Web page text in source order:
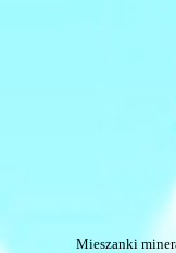
Mieszanki